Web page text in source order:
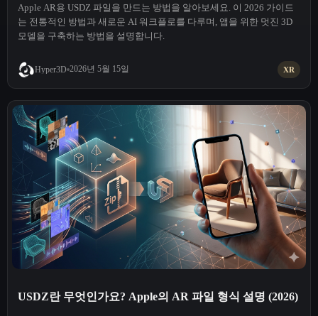
Apple AR용 USDZ 파일을 만드는 방법을 알아보세요. 이 2026 가이드
는 전통적인 방법과 새로운 AI 워크플로를 다루며, 앱을 위한 멋진 3D
모델을 구축하는 방법을 설명합니다.
Hyper3D 2026년 5월 15일 XR
USDZ란 무엇인가요? Apple의 AR 파일 형식 설명 (2026)